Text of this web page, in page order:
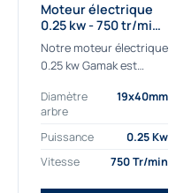
Moteur électrique
0.25 kw - 750 tr/min -
230/400V - IE3
Notre moteur électrique
0.25 kw Gamak est
aux applications
sévères. Nous
déterminons,
fournissons
des moteurs
Diamètre
arbre
19x40mm
Puissance
0.25 Kw
Vitesse
750 Tr/min